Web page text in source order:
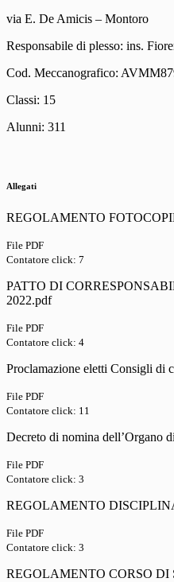
via E. De Amicis – Montoro
Responsabile di plesso: ins.
Cod. Meccanografico:
Classi: 15
Alunni: 311
Allegati
REGOLAMENTO
File PDF
Contatore click: 7
PATTO DI
2022.pdf
File PDF
Contatore click: 4
Proclamazione eletti Consigli di
File PDF
Contatore click: 11
Decreto di nomina dell’Organo
File PDF
Contatore click: 3
REGOLAMENTO
File PDF
Contatore click: 3
REGOLAMENTO CORSO